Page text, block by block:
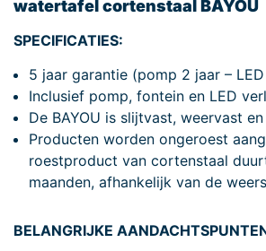
watertafel cortenstaal BAYOU
SPECIFICATIES:
5 jaar garantie (pomp 2 jaar –
Inclusief pomp, fontein en LED
De BAYOU is slijtvast, weervast
Producten worden ongeroest
roestproduct van cortenstaal
maanden, afhankelijk van de
BELANGRIJKE